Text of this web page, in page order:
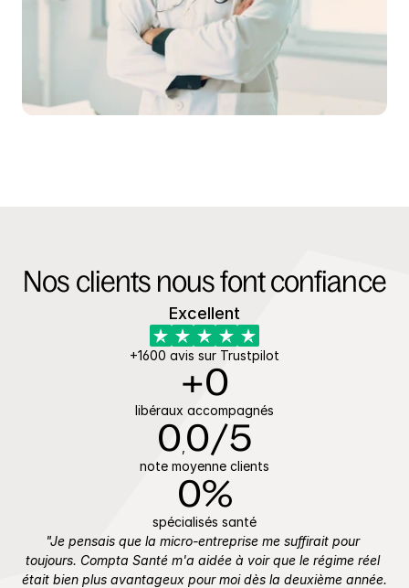
Nos clients nous font confiance
Excellent
+1600 avis sur Trustpilot
+0
libéraux accompagnés
00/5
note moyenne clients
0%
spécialisés santé
"Je pensais que la micro-entreprise me suffirait pour
toujours. Compta Santé m'a aidée à voir que le régime réel
était bien plus avantageux pour moi dès la deuxième année.